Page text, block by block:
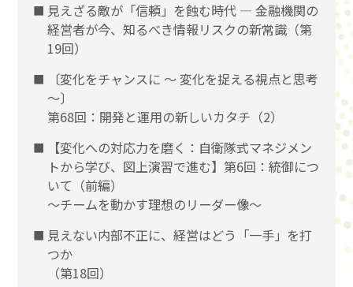
見えざる敵が「信頼」を蝕む時代 ― 金融機関の
経営者が今、知るべき情報リスクの新常識（第
19回）
〔変化をチャンスに 〜 変化を捉える視点と思考
〜〕
第68回：開発と運用の新しいカタチ（2）
【変化への対応力を磨く：自衛隊式マネジメン
トから学び、図上演習で進む】第6回：統御につ
いて（前編）
〜チームを動かす理想のリーダー像〜
見えない内部不正に、経営はどう「一手」を打
つか
（第18回）